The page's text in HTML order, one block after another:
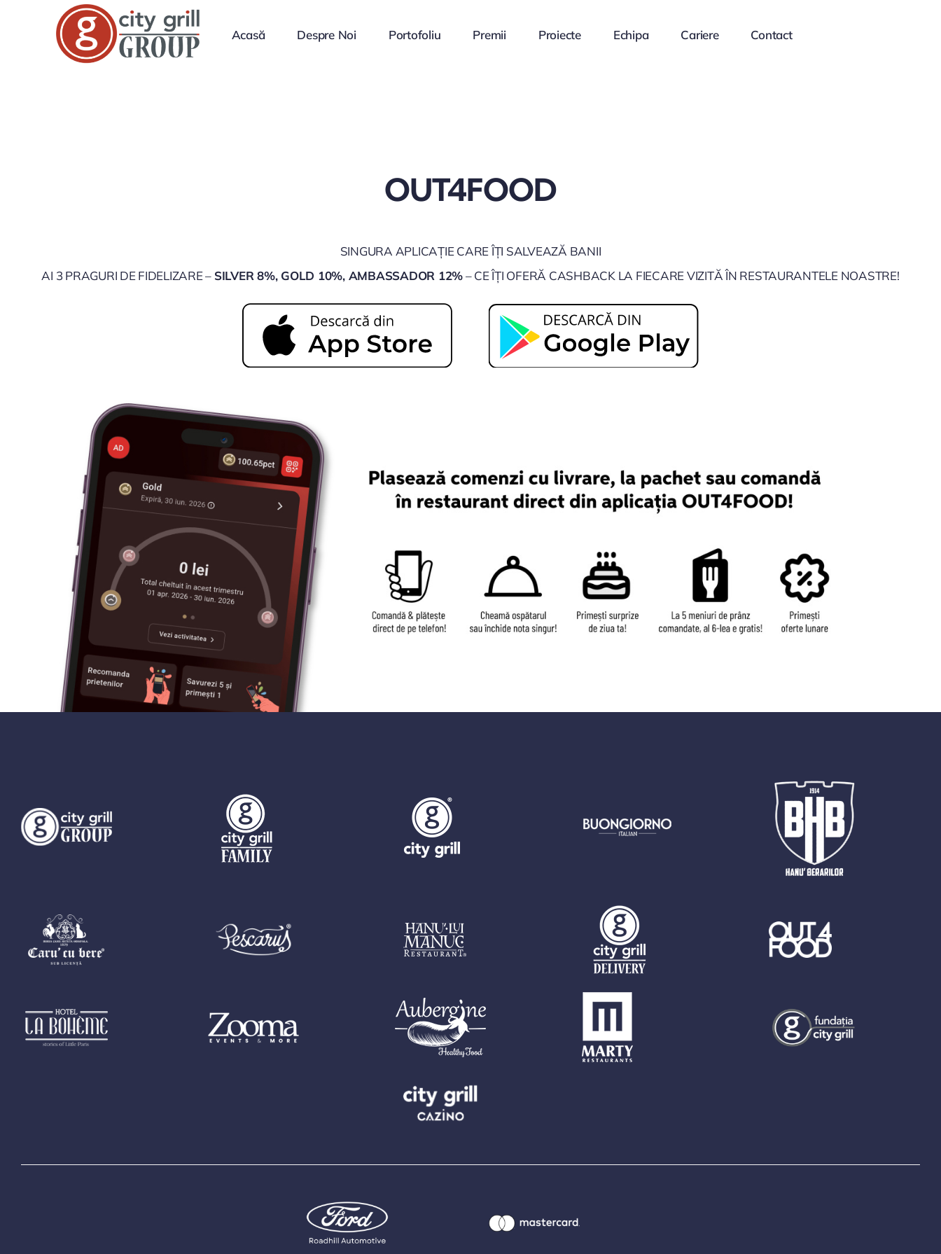
Acasă Despre Noi Portofoliu Premii Proiecte Echipa Cariere Contact
OUT4FOOD
SINGURA APLICAȚIE CARE ÎȚI SALVEAZĂ BANII
AI 3 PRAGURI DE FIDELIZARE – SILVER 8%, GOLD 10%, AMBASSADOR 12%– CE ÎȚI OFERĂ CASHBACK LA FIECARE VIZITĂ ÎN RESTAURANTELE NOASTRE!